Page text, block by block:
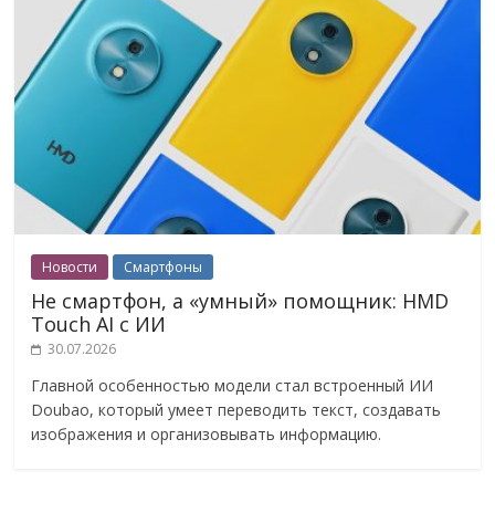
Новости Смартфоны
Не смартфон, а «умный» помощник: HMD
Touch AI с ИИ
30.07.2026
Главной особенностью модели стал встроенный ИИ
Doubao, который умеет переводить текст, создавать
изображения и организовывать информацию.